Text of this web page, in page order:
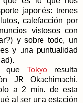
japonés: trenes
calefacción por
vistosos con
y sobre todo, un
y una puntualidad
que Tokyoresulta
JR Okachimachi.
a 2 min. de esta
al ser una estación